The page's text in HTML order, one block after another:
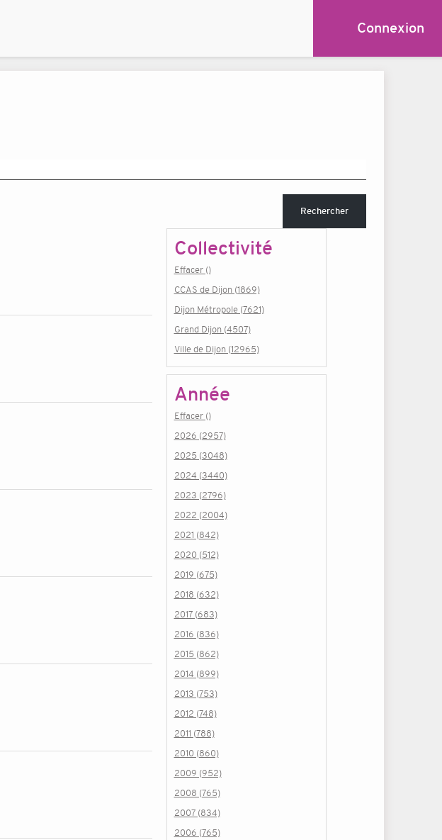
Connexion
Rechercher
Collectivité
Effacer ()
CCAS de Dijon (1869)
Dijon Métropole (7621)
Grand Dijon (4507)
Ville de Dijon (12965)
Année
Effacer ()
2026 (2957)
2025 (3048)
2024 (3440)
2023 (2796)
2022 (2004)
2021 (842)
2020 (512)
2019 (675)
2018 (632)
2017 (683)
2016 (836)
2015 (862)
2014 (899)
2013 (753)
2012 (748)
2011 (788)
2010 (860)
2009 (952)
2008 (765)
2007 (834)
2006 (765)